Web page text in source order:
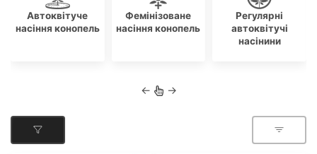
Автоквітуче
насіння конопель
Фемінізоване
насіння конопель
Регулярні
автоквітучі
насінини
← →